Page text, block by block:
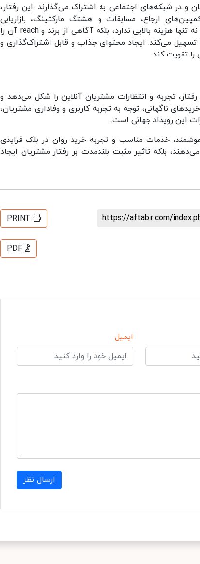
و در شبکه‌های اجتماعی به اشتراک می‌گذارند. این رفتار،
ارجاع، مسابقات و هشتگ مارکتینگ، بازاریابی
دهان‌به‌دهان را به شکل ویروسی تقویت کنند. این نوع تبلیغات نه تنها هزینه بالایی ندارد، بلکه آگاهی از برند و reach آن را
می‌کند. ایجاد محتوای جذاب و قابل اشتراک‌گذاری و
را تقویت کند.
تجربه و انتظارات مشتریان آنلاین را شکل می‌دهد و
ناگهانی، توجه به تجربه کاربری و وفاداری مشتریان،
این رویداد جهانی است.
خدمات مناسب و تجربه خرید روان در بلک فرایدی
بلکه تاثیر مثبت بلندمدت بر رفتار مشتریان ایجاد
https://aftabir.com/
PRINT
PDF
ایمیل
ارسال نظر